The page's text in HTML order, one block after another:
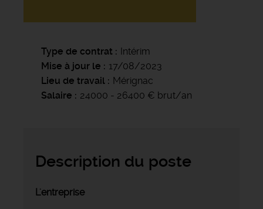
Type de contrat
Intérim
Mise à jour le
17/08/2023
Lieu de travail
Mérignac
Salaire
24000 - 26400 € brut/an
Description du poste
L'entreprise